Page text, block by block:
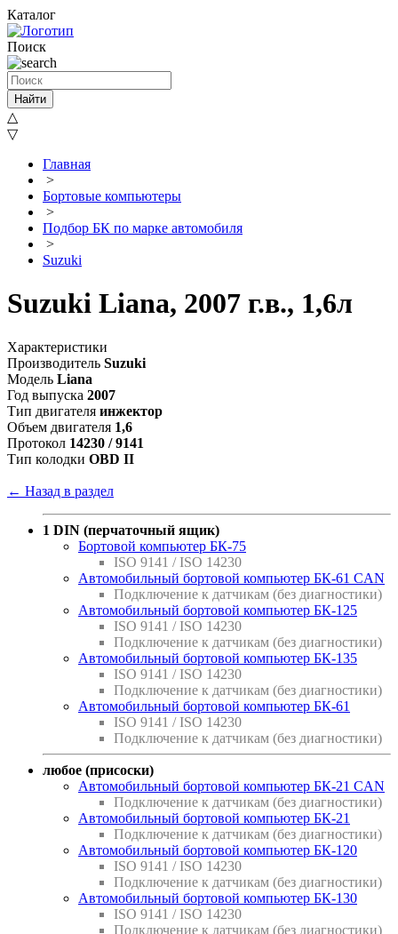
Каталог
Поиск
Найти
△
▽
Главная
>
Бортовые компьютеры
>
Подбор БК по марке автомобиля
>
Suzuki
Suzuki Liana, 2007 г.в., 1,6л
Характеристики
Производитель Suzuki
Модель Liana
Год выпуска 2007
Тип двигателя инжектор
Объем двигателя 1,6
Протокол 14230 / 9141
Тип колодки OBD II
← Назад в раздел
1 DIN (перчаточный ящик)
Бортовой компьютер БК-75
ISO 9141 / ISO 14230
Автомобильный бортовой компьютер БК-61 CAN
Подключение к датчикам (без диагностики)
Автомобильный бортовой компьютер БК-125
ISO 9141 / ISO 14230
Подключение к датчикам (без диагностики)
Автомобильный бортовой компьютер БК-135
ISO 9141 / ISO 14230
Подключение к датчикам (без диагностики)
Автомобильный бортовой компьютер БК-61
ISO 9141 / ISO 14230
Подключение к датчикам (без диагностики)
любое (присоски)
Автомобильный бортовой компьютер БК-21 CAN
Подключение к датчикам (без диагностики)
Автомобильный бортовой компьютер БК-21
Подключение к датчикам (без диагностики)
Автомобильный бортовой компьютер БК-120
ISO 9141 / ISO 14230
Подключение к датчикам (без диагностики)
Автомобильный бортовой компьютер БК-130
ISO 9141 / ISO 14230
Подключение к датчикам (без диагностики)